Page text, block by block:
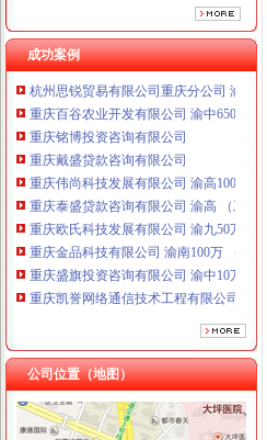
成功案例
重庆凯誉网络通信技术工程有限公司渝
上海兆妩贸易有限公司重庆时代广场分
杭州思锐贸易有限公司重庆分公司 渝中
重庆百谷农业开发有限公司 渝中650万 （
重庆铭博投资咨询有限公司
重庆戴盛贷款咨询有限公司
重庆伟尚科技发展有限公司 渝高100万 （
重庆泰盛贷款咨询有限公司 渝高 （工商
重庆欧氏科技发展有限公司 渝九50万 （
重庆金品科技有限公司 渝南100万 （进出
重庆盛旗投资咨询有限公司 渝中10万 （
重庆凯誉网络通信技术工程有限公司渝
上海兆妩贸易有限公司重庆时代广场分
重庆百谷农业开发有限公司 渝中650万 （
公司位置（地图）